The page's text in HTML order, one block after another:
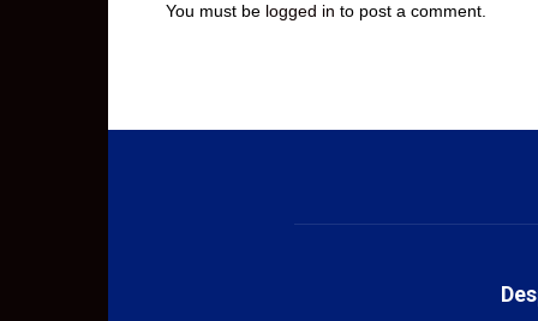
You must be logged in to post a comment.